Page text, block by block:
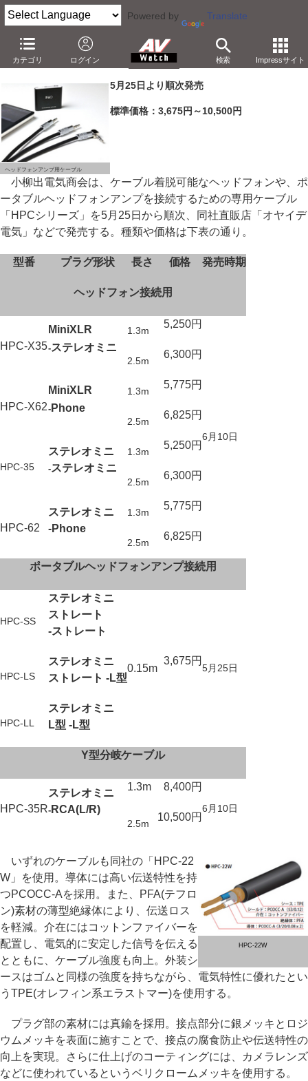
Powered by Translate
カテゴリ ログイン 検索 Impressサイト
オヤイデ、ケーブル着脱式ヘッドフォン専用ケーブル
－5,250円から。ヘッドフォンアンプ用も
ヘッドフォンアンプ用ケーブル
5月25日より順次発売
標準価格：3,675円～10,500円
小柳出電気商会は、ケーブル着脱可能なヘッドフォンや、ポ
ータブルヘッドフォンアンプを接続するための専用ケーブル
「HPCシリーズ」を5月25日から順次、同社直販店「オヤイデ
電気」などで発売する。種類や価格は下表の通り。
型番 プラグ形状 長さ 価格 発売時期
ヘッドフォン接続用
HPC-X35
MiniXLR
-ステレオミニ
1.3m
5,250円
6月10日
2.5m
6,300円
HPC-X62
MiniXLR
- Phone
1.3m
5,775円
2.5m
6,825円
HPC-35
ステレオミニ
-ステレオミニ
1.3m
5,250円
2.5m
6,300円
HPC-62
ステレオミニ
-Phone
1.3m
5,775円
2.5m
6,825円
ポータブルヘッドフォンアンプ接続用
HPC-SS
ステレオミニ
ストレート
-ストレート
0.15m
3,675円
5月25日
HPC-LS
ステレオミニ
ストレート -L型
HPC-LL
ステレオミニ
L型 -L型
Y型分岐ケーブル
HPC-35R
ステレオミニ
- RCA(L/R)
1.3m 8,400円
6月10日
2.5m
10,500円
HPC-22W
いずれのケーブルも同社の「HPC-22
W」を使用。導体には高い伝送特性を持
つPCOCC-Aを採用。また、PFA(テフロ
ン)素材の薄型絶縁体により、伝送ロス
を軽減。介在にはコットンファイバーを
配置し、電気的に安定した信号を伝える
とともに、ケーブル強度も向上。外装シ
ースはゴムと同様の強度を持ちながら、電気特性に優れたとい
うTPE(オレフィン系エラストマー)を使用する。
プラグ部の素材には真鍮を採用。接点部分に銀メッキとロジ
ウムメッキを表面に施すことで、接点の腐食防止や伝送特性の
向上を実現。さらに仕上げのコーティングには、カメラレンズ
などに使われているというベリクロームメッキを使用する。